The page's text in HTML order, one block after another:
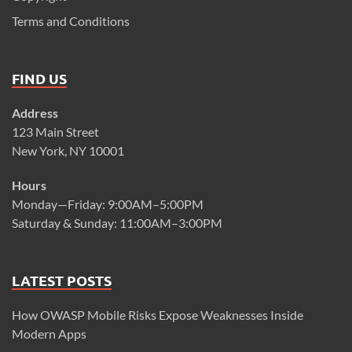
Terms and Conditions
FIND US
Address
123 Main Street
New York, NY 10001
Hours
Monday—Friday: 9:00AM–5:00PM
Saturday & Sunday: 11:00AM–3:00PM
LATEST POSTS
How OWASP Mobile Risks Expose Weaknesses Inside
Modern Apps